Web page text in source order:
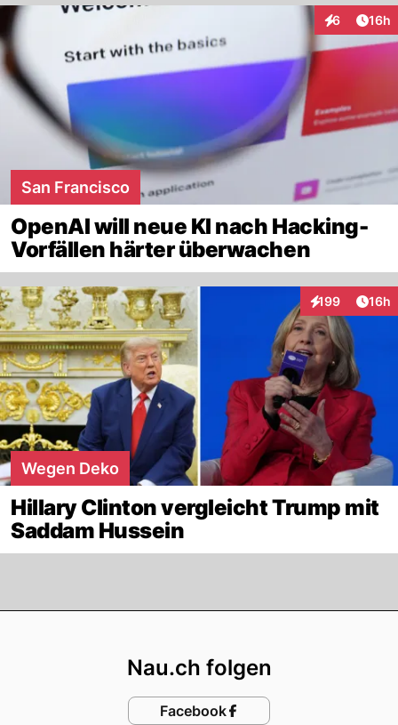
6
Interaktionen
16h
San Francisco
OpenAI will neue KI nach Hacking-
Vorfällen härter überwachen
199
Interaktionen
16h
Wegen Deko
Hillary Clinton vergleicht Trump mit
Saddam Hussein
Nau.ch folgen
Facebook